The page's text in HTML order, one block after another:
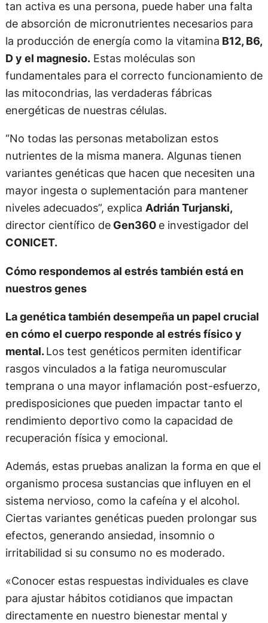
tan activa es una persona, puede haber una falta
de absorción de micronutrientes necesarios para
la producción de energía como la vitamina B12, B6,
D y el magnesio.Estas moléculas son
fundamentales para el correcto funcionamiento de
las mitocondrias, las verdaderas fábricas
energéticas de nuestras células.
“No todas las personas metabolizan estos
nutrientes de la misma manera. Algunas tienen
variantes genéticas que hacen que necesiten una
mayor ingesta o suplementación para mantener
niveles adecuados”, explica Adrián Turjanski,
director científico deGen360 e investigador del
CONICET.
Cómo respondemos al estrés también está en
nuestros genes
La genética también desempeña un papel crucial
en cómo el cuerpo responde al estrés físico y
mental.Los test genéticos permiten identificar
rasgos vinculados a la fatiga neuromuscular
temprana o una mayor inflamación post-esfuerzo,
predisposiciones que pueden impactar tanto el
rendimiento deportivo como la capacidad de
recuperación física y emocional.
Además, estas pruebas analizan la forma en que el
organismo procesa sustancias que influyen en el
sistema nervioso, como la cafeína y el alcohol.
Ciertas variantes genéticas pueden prolongar sus
efectos, generando ansiedad, insomnio o
irritabilidad si su consumo no es moderado.
«Conocer estas respuestas individuales es clave
para ajustar hábitos cotidianos que impactan
directamente en nuestro bienestar mental y